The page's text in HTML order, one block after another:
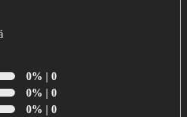
0% | 0
0% | 0
0% | 0